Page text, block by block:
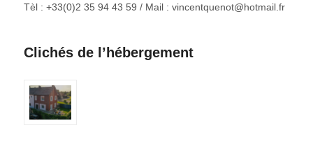
Tèl : +33(0)2 35 94 43 59 / Mail : vincentquenot@hotmail.fr
Clichés de l’hébergement